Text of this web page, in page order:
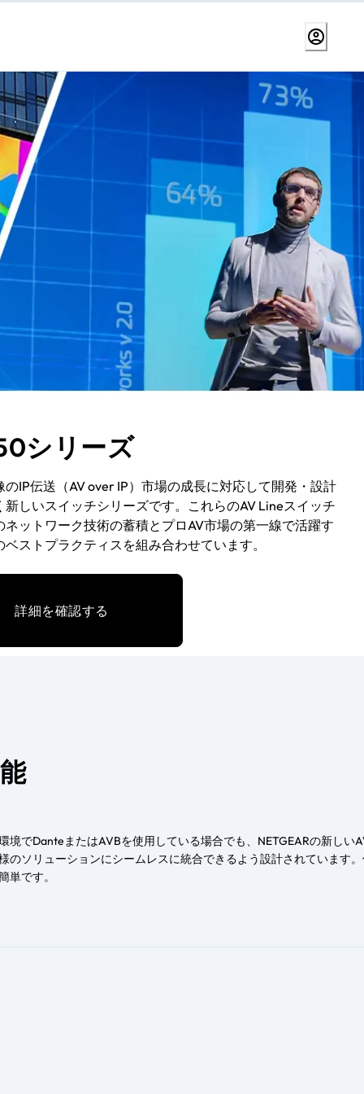
シリーズ
のIP伝送（AV over IP）市場の成長に対応して開発・設計
新しいスイッチシリーズです。これらのAV Lineスイッチ
ネットワーク技術の蓄積とプロAV市場の第一線で活躍す
ストプラクティスを組み合わせています。
詳細を確認する
境でDanteまたはAVBを使用している場合でも、NETGEARの新しい
のソリューションにシームレスに統合できるよう設計されています
単です。